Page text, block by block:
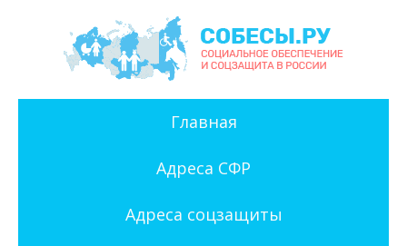
Главная
Адреса СФР
Адреса соцзащиты